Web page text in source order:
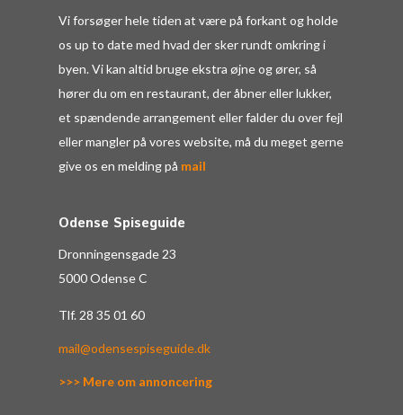
Vi forsøger hele tiden at være på forkant og holde
os up to date med hvad der sker rundt omkring i
byen. Vi kan altid bruge ekstra øjne og ører, så
hører du om en restaurant, der åbner eller lukker,
et spændende arrangement eller falder du over fejl
eller mangler på vores website, må du meget gerne
give os en melding på mail
Odense Spiseguide
Dronningensgade 23
5000 Odense C
Tlf. 28 35 01 60
mail@odensespiseguide.dk
>>> Mere om annoncering